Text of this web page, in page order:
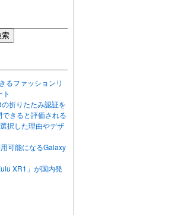
るファッションリ
折りたたみ認証を
きると評価される
択した理由やデザ
可能になるGalaxy
XR1」が国内発